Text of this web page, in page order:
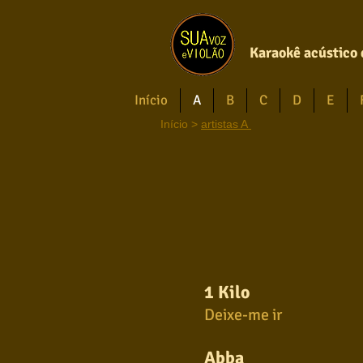
Karaokê acústico
Início A B C D E
Início > artistas A
1 Kilo
Deixe-me ir
Abba